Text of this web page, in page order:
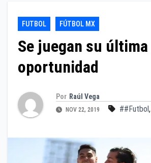
FUTBOL FÚTBOL MX
Se juegan su última
oportunidad
Por Raúl Vega
NOV 22, 2019 ##Futbol,